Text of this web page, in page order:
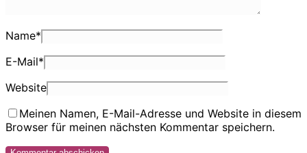
Name*
E-Mail*
Website
Meinen Namen, E-Mail-Adresse und Website in diesem
Browser für meinen nächsten Kommentar speichern.